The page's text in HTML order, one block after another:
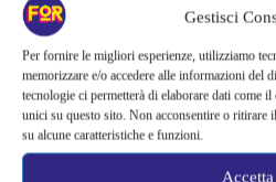
Gestisci
Per fornire le migliori esperienze, utilizziamo
memorizzare e/o accedere alle informazioni del
tecnologie ci permetterà di elaborare dati come
unici su questo sito. Non acconsentire o ritirare
su alcune caratteristiche e funzioni.
Accetta
Alessandra Chiaradia